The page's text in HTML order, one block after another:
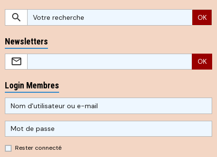
OK
Newsletters
OK
Login Membres
Rester connecté